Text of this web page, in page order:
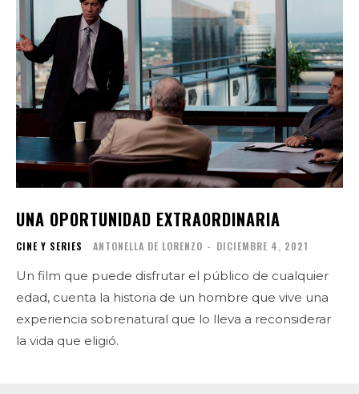
UNA OPORTUNIDAD EXTRAORDINARIA
CINE Y SERIES ANTONELLA DE LORENZO - DICIEMBRE 4, 2021
Un film que puede disfrutar el público de cualquier
edad, cuenta la historia de un hombre que vive una
experiencia sobrenatural que lo lleva a reconsiderar
la vida que eligió.